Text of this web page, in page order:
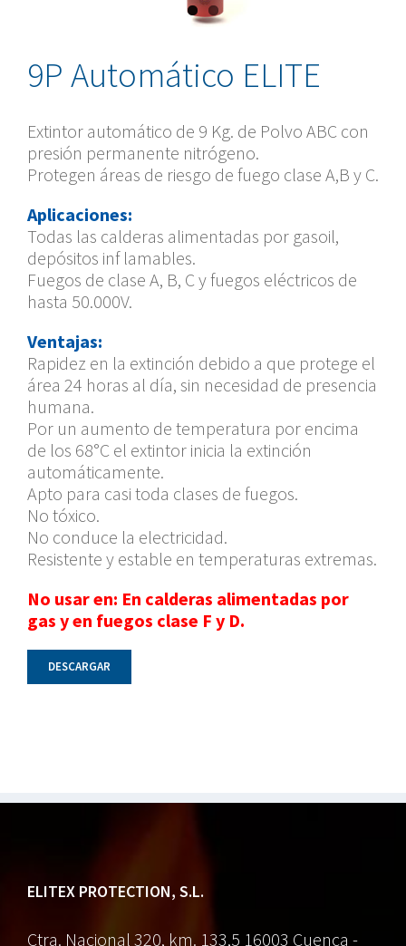
9P Automático ELITE
Extintor automático de 9 Kg. de Polvo ABC con
presión permanente nitrógeno.
Protegen áreas de riesgo de fuego clase A,B y C.
Aplicaciones:
Todas las calderas alimentadas por gasoil,
depósitos inf lamables.
Fuegos de clase A, B, C y fuegos eléctricos de
hasta 50.000V.
Ventajas:
Rapidez en la extinción debido a que protege el
área 24 horas al día, sin necesidad de presencia
humana.
Por un aumento de temperatura por encima
de los 68°C el extintor inicia la extinción
automáticamente.
Apto para casi toda clases de fuegos.
No tóxico.
No conduce la electricidad.
Resistente y estable en temperaturas extremas.
No usar en: En calderas alimentadas por
gas y en fuegos clase F y D.
DESCARGAR
ELITEX PROTECTION, S.L.
Ctra. Nacional 320, km. 133,5 16003 Cuenca -